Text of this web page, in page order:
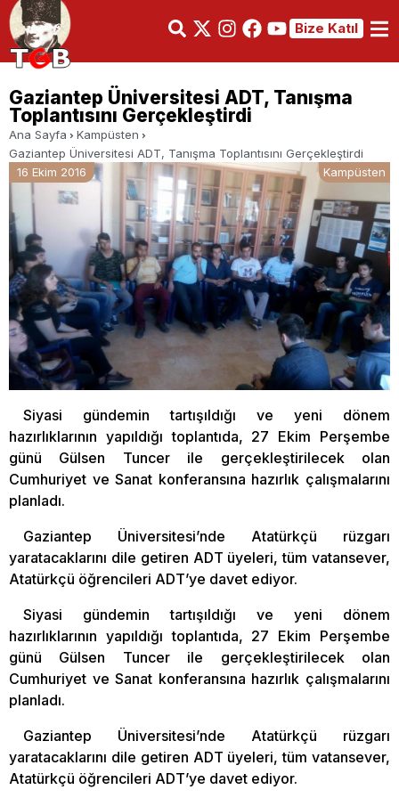
Bize Katıl
Gaziantep Üniversitesi ADT, Tanışma
Toplantısını Gerçekleştirdi
Ana Sayfa
Kampüsten
Gaziantep Üniversitesi ADT, Tanışma Toplantısını Gerçekleştirdi
16 Ekim 2016
Kampüsten
Siyasi gündemin tartışıldığı ve yeni dönem
hazırlıklarının yapıldığı toplantıda, 27 Ekim Perşembe
günü Gülsen Tuncer ile gerçekleştirilecek olan
Cumhuriyet ve Sanat konferansına hazırlık çalışmalarını
planladı.
Gaziantep Üniversitesi’nde Atatürkçü rüzgarı
yaratacaklarını dile getiren ADT üyeleri, tüm vatansever,
Atatürkçü öğrencileri ADT’ye davet ediyor.
Siyasi gündemin tartışıldığı ve yeni dönem
hazırlıklarının yapıldığı toplantıda, 27 Ekim Perşembe
günü Gülsen Tuncer ile gerçekleştirilecek olan
Cumhuriyet ve Sanat konferansına hazırlık çalışmalarını
planladı.
Gaziantep Üniversitesi’nde Atatürkçü rüzgarı
yaratacaklarını dile getiren ADT üyeleri, tüm vatansever,
Atatürkçü öğrencileri ADT’ye davet ediyor.